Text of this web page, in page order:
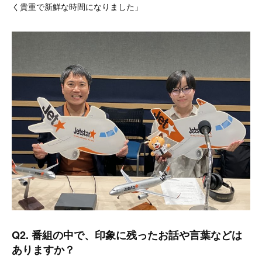
く貴重で新鮮な時間になりました」
Q2. 番組の中で、印象に残ったお話や言葉などは
ありますか？